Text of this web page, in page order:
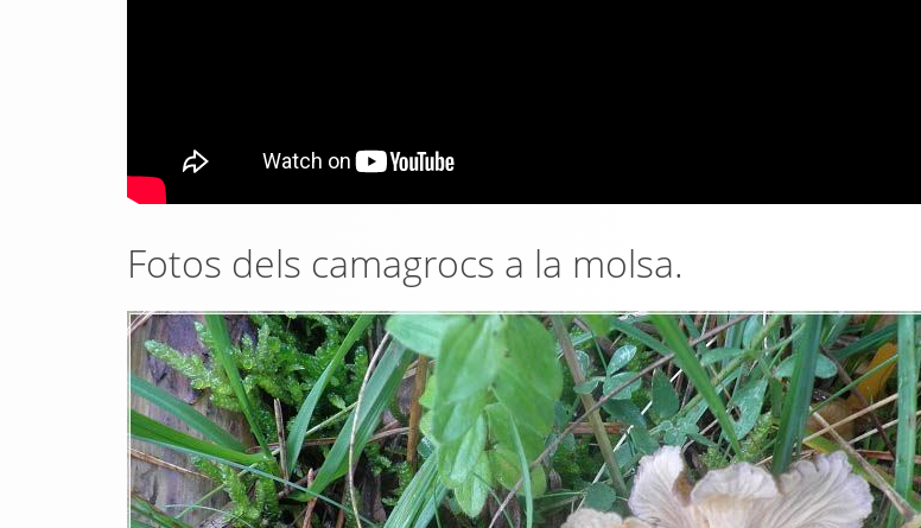
Fotos dels camagrocs a la molsa.